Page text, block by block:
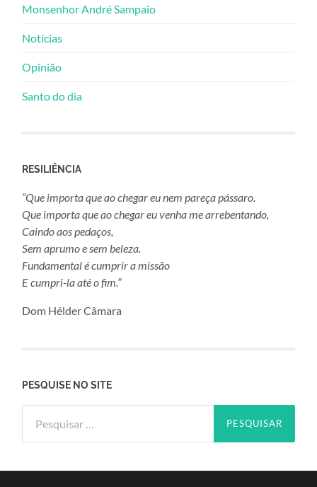
Monsenhor André Sampaio
Notícias
Opinião
Santo do dia
RESILIÊNCIA
“Que importa que ao chegar eu nem pareça pássaro.
Que importa que ao chegar eu venha me arrebentando,
Caindo aos pedaços,
Sem aprumo e sem beleza.
Fundamental é cumprir a missão
E cumpri-la até o fim.”
Dom Hélder Câmara
PESQUISE NO SITE
por: